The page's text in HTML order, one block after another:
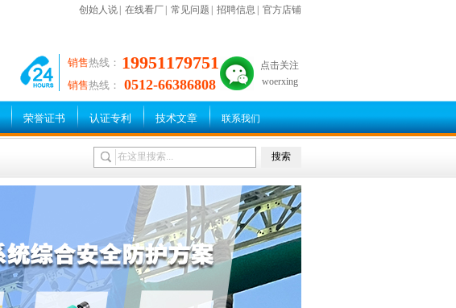
创始人说 在线看厂 常见问题 招聘信息 官方店铺
点击关注
woerxing
销售热线： 19951179751
销售热线： 0512-66386808
荣誉证书 认证专利 技术文章 联系我们
搜索